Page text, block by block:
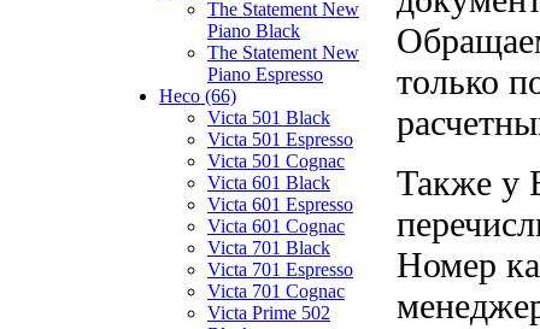
The Statement New
Piano Black
The Statement New
Piano Espresso
Heco (66)
Victa 501 Black
Victa 501 Espresso
Victa 501 Cognac
Victa 601 Black
Victa 601 Espresso
Victa 601 Cognac
Victa 701 Black
Victa 701 Espresso
Victa 701 Cognac
Victa Prime 502
только
Также у
Номер